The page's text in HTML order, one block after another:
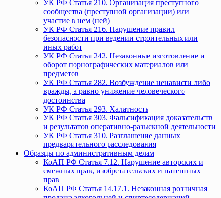
УК РФ Статья 210. Организация преступного
сообщества (преступной организации) или
участие в нем (ней)
УК РФ Статья 216. Нарушение правил
безопасности при ведении строительных или
иных работ
УК РФ Статья 242. Незаконные изготовление и
оборот порнографических материалов или
предметов
УК РФ Статья 282. Возбуждение ненависти либо
вражды, а равно унижение человеческого
достоинства
УК РФ Статья 293. Халатность
УК РФ Статья 303. Фальсификация доказательств
и результатов оперативно-разыскной деятельности
УК РФ Статья 310. Разглашение данных
предварительного расследования
Образцы по административным делам
КоАП РФ Статья 7.12. Нарушение авторских и
смежных прав, изобретательских и патентных
прав
КоАП РФ Статья 14.17.1. Незаконная розничная